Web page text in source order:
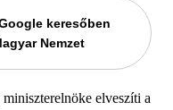
keresőben
Nemzet
elveszíti a